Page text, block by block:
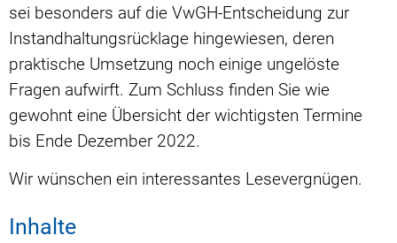
sei besonders auf die VwGH-Entscheidung zur
Instandhaltungsrücklage hingewiesen, deren
praktische Umsetzung noch einige ungelöste
Fragen aufwirft. Zum Schluss finden Sie wie
gewohnt eine Übersicht der wichtigsten Termine
bis Ende Dezember 2022.
Wir wünschen ein interessantes Lesevergnügen.
Inhalte